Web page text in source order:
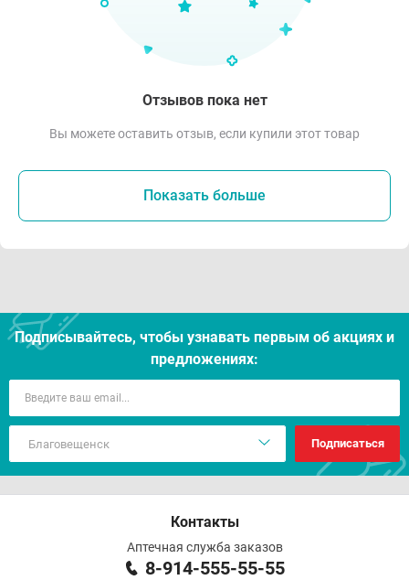
Отзывов пока нет
Вы можете оставить отзыв, если купили этот товар
Показать больше
Подписывайтесь, чтобы узнавать первым об акцияx и
предложениях:
Подписаться
Контакты
Аптечная служба заказов
8-914-555-55-55